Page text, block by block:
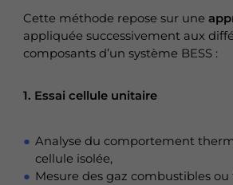
Cette méthode repose sur une
appliquée successivement aux
composants d’un système BESS :
1. Essai cellule unitaire
Analyse du comportement
cellule isolée,
Mesure des gaz combustibles ou